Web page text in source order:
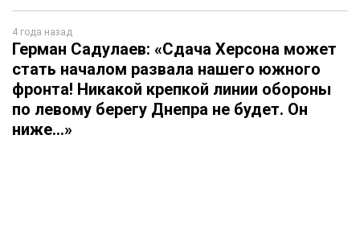
4 года назад
Герман Садулаев: «Сдача Херсона может
стать началом развала нашего южного
фронта! Никакой крепкой линии обороны
по левому берегу Днепра не будет. Он
ниже…»